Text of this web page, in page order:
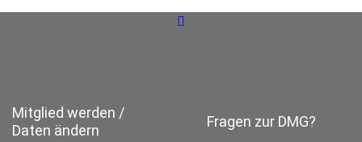
Mitglied werden /
Daten ändern
Fragen zur DMG?